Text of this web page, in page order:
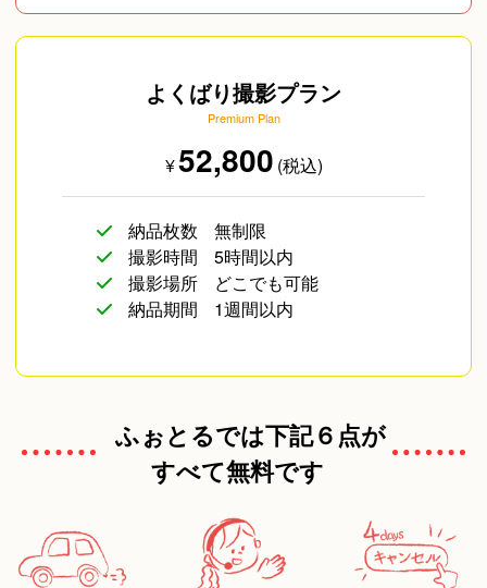
よくばり撮影プラン
Premium Plan
¥52,800 (税込)
納品枚数
無制限
撮影時間
5時間以内
撮影場所
どこでも可能
納品期間
1週間以内
ふぉとるでは下記６点が
すべて無料です